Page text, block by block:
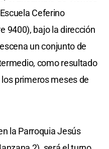
Ceferino
9400), bajo la dirección
un conjunto de
como resultado
primeros meses de
la Parroquia Jesús